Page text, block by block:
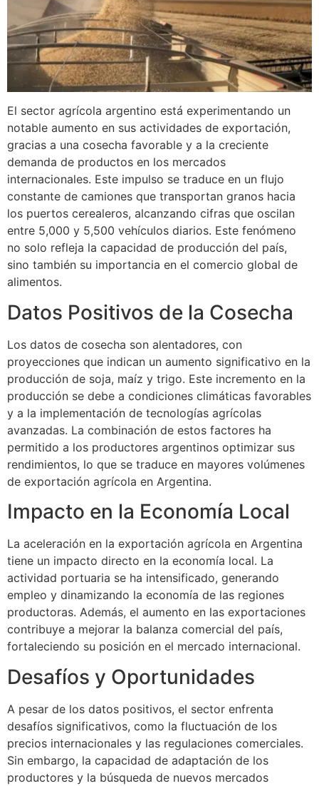
El sector agrícola argentino está experimentando un
notable aumento en sus actividades de exportación,
gracias a una cosecha favorable y a la creciente
demanda de productos en los mercados
internacionales. Este impulso se traduce en un flujo
constante de camiones que transportan granos hacia
los puertos cerealeros, alcanzando cifras que oscilan
entre 5,000 y 5,500 vehículos diarios. Este fenómeno
no solo refleja la capacidad de producción del país,
sino también su importancia en el comercio global de
alimentos.
Datos Positivos de la Cosecha
Los datos de cosecha son alentadores, con
proyecciones que indican un aumento significativo en la
producción de soja, maíz y trigo. Este incremento en la
producción se debe a condiciones climáticas favorables
y a la implementación de tecnologías agrícolas
avanzadas. La combinación de estos factores ha
permitido a los productores argentinos optimizar sus
rendimientos, lo que se traduce en mayores volúmenes
de exportación agrícola en Argentina.
Impacto en la Economía Local
La aceleración en la exportación agrícola en Argentina
tiene un impacto directo en la economía local. La
actividad portuaria se ha intensificado, generando
empleo y dinamizando la economía de las regiones
productoras. Además, el aumento en las exportaciones
contribuye a mejorar la balanza comercial del país,
fortaleciendo su posición en el mercado internacional.
Desafíos y Oportunidades
A pesar de los datos positivos, el sector enfrenta
desafíos significativos, como la fluctuación de los
precios internacionales y las regulaciones comerciales.
Sin embargo, la capacidad de adaptación de los
productores y la búsqueda de nuevos mercados